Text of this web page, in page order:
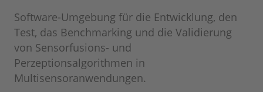
Software-Umgebung für die Entwicklung, den
Test, das Benchmarking und die Validierung
von Sensorfusions- und
Perzeptionsalgorithmen in
Multisensoranwendungen.